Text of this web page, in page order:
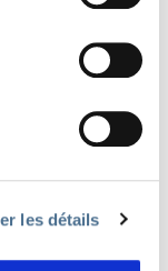
les détails